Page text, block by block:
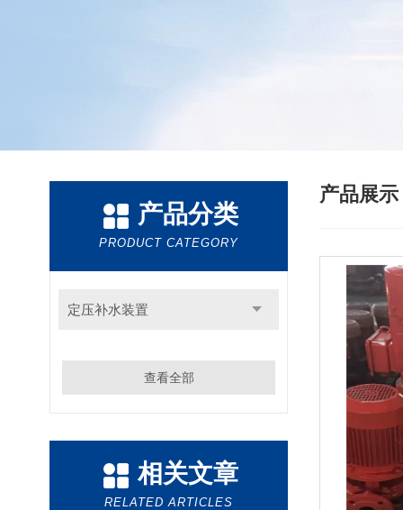
产品分类
PRODUCT CATEGORY
定压补水装置
查看全部
相关文章
RELATED ARTICLES
产品展示